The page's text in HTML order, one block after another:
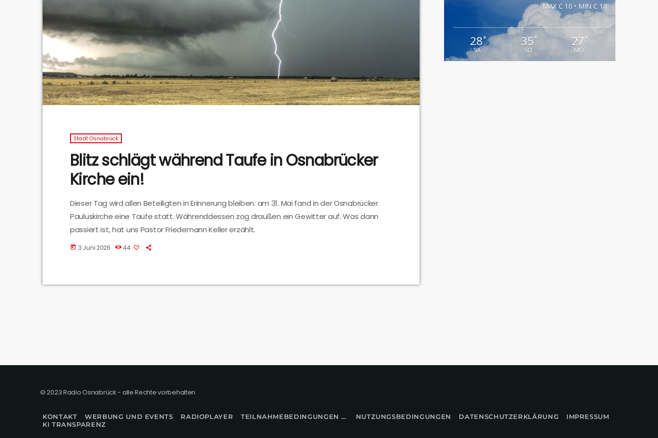
Stadt Osnabrück
Blitz schlägt während Taufe in Osnabrücker
Kirche ein!
Dieser Tag wird allen Beteiligten in Erinnerung bleiben: am 31. Mai fand in der Osnabrücker
Pauluskirche eine Taufe statt. Währenddessen zog draußen ein Gewitter auf. Was dann
passiert ist, hat uns Pastor Friedemann Keller erzählt.
today 3 Juni 2026 44
MAX C 10 • MIN C 10
28°
SA
35°
SO
27 °
MO
© 2023 Radio Osnabrück - alle Rechte vorbehalten
KONTAKT WERBUNG UND EVENTS RADIOPLAYER TEILNAHMEBEDINGUNGEN FÜR GEWINNSPIELE NUTZUNGSBEDINGUNGEN DATENSCHUTZERKLÄRUNG
IMPRESSUM
KI TRANSPARENZ